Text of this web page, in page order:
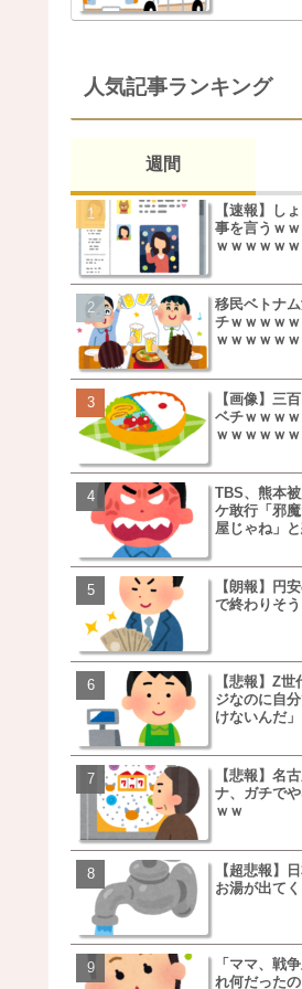
人気記事ランキング
週間
【速報】し
事を言うｗ
ｗｗｗｗｗ
移民ベトナ
チｗｗｗｗ
ｗｗｗｗｗ
【画像】三
ベチｗｗｗ
ｗｗｗｗｗ
TBS、熊本
ケ敢行「邪
屋じゃね」
【朗報】円
で終わりそう
【悲報】Z
ジなのに自
けないんだ」
【悲報】名
ナ、ガチで
ｗｗ
【超悲報】
お湯が出て
「ママ、戦
れ何だったの